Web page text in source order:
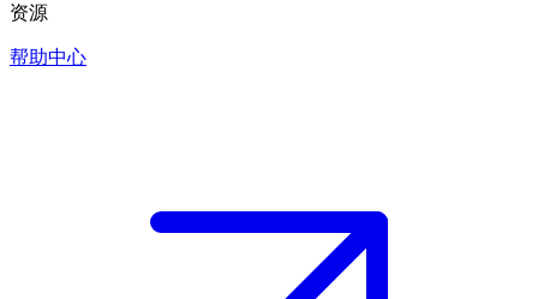
资源
帮助中心